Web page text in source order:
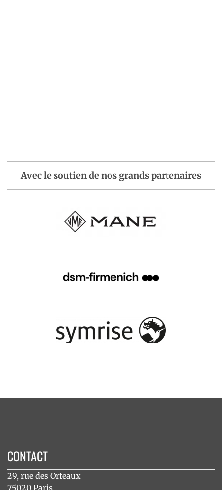
Avec le soutien de nos grands partenaires
CONTACT
29, rue des Orteaux
75020 Paris